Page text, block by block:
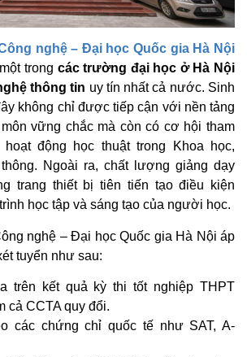
nghệ – Đại học Quốc gia Hà Nội
trong các trường đại học ở Hà Nội
thông tin uy tín nhất cả nước. Sinh
không chỉ được tiếp cận với nền tảng
vững chắc mà còn có cơ hội tham
động học thuật trong Khoa học,
Ngoài ra, chất lượng giảng dạy
trang thiết bị tiên tiến tạo điều kiện
học tập và sáng tạo của người học.
nghệ – Đại học Quốc gia Hà Nội áp
tuyển như sau:
trên kết quả kỳ thi tốt nghiệp THPT
cả CCTA quy đổi.
các chứng chỉ quốc tế như SAT, A-